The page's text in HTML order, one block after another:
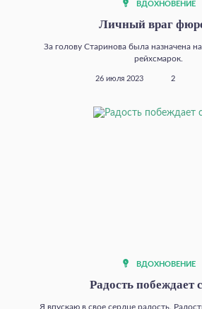
ВДОХНОВЕНИЕ
Личный враг
За голову Старинова была назначена
рейхсмарок.
26 июля 2023 2
ВДОХНОВЕНИЕ
Радость побеждает
Я впускаю в свое сердце радость.